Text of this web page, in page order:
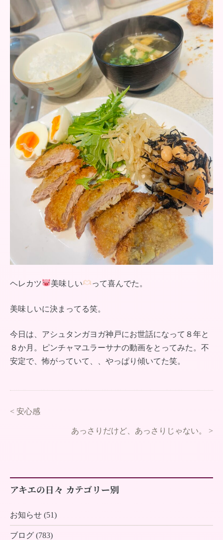
ヘレカツ 美味しい って喜んでた。
美味しいに決まってる笑。
今日は、アシュタンガヨガ神戸にお世話になって８年と
８か月。ピンチャマユラーサナの動画をとってみた。不
安定で、怖がっていて、、やっぱり傾いてた笑。
< 安心感
あっさりだけど、あっさりじゃない。 >
アキエの日々 カテゴリー別
お知らせ (51)
ブログ (783)